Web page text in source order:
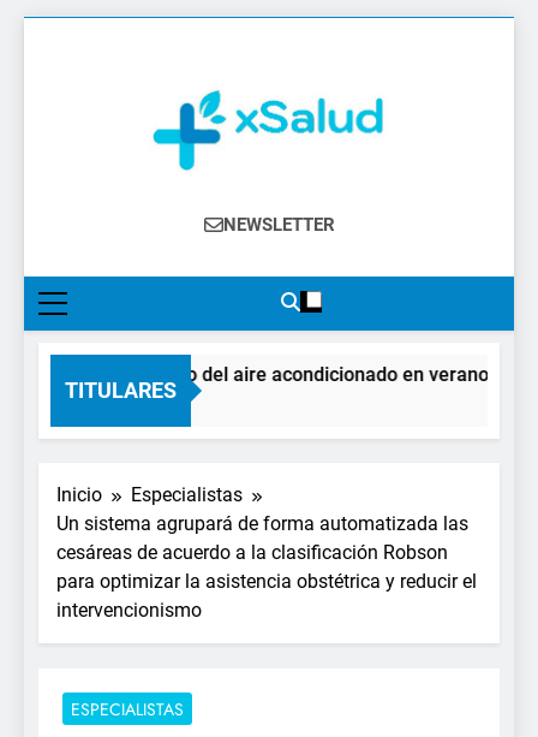
XSalud
Noticias Del Sector Salud. Congresos Y
Farmacéutica, Atención Primaria,
Especialistas, Farmacia, Etc…
NEWSLETTER
TITULARES
El impacto del aire acondicionado en verano:
3 Días Atrás
Inicio
Especialistas
Un sistema agrupará de forma automatizada las
cesáreas de acuerdo a la clasificación Robson
para optimizar la asistencia obstétrica y reducir el
intervencionismo
ESPECIALISTAS